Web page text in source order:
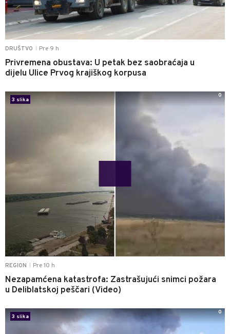
DRUŠTVO Pre 9 h
Privremena obustava: U petak bez saobraćaja u
dijelu Ulice Prvog krajiškog korpusa
REGION Pre 10 h
Nezapamćena katastrofa: Zastrašujući snimci požara
u Deliblatskoj peščari (Video)
3 slika
0
3 slika
0